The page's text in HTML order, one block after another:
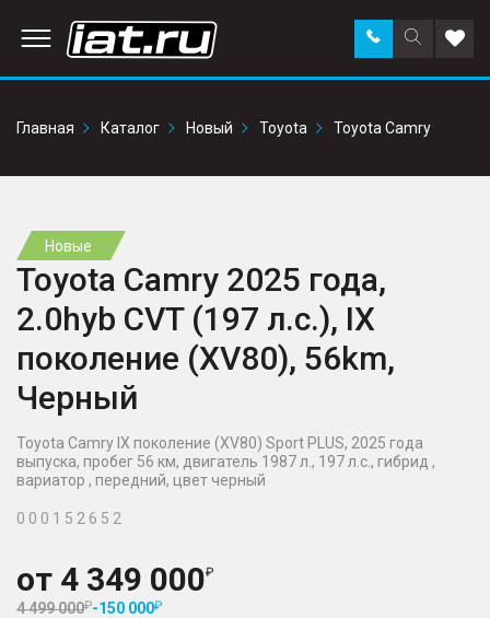
Поиск
по
Заказать
звонок в
Главная
Каталог Новый Toyota Toyota Camry
Новые
Toyota Camry 2025 года,
2.0hyb CVT (197 л.с.), IX
поколение (XV80), 56km,
Черный
Toyota Camry IX поколение (XV80) Sport PLUS, 2025 года
выпуска, пробег 56 км, двигатель 1987 л., 197 л.с., гибрид ,
вариатор , передний, цвет черный
0 0 0 1 5 2 6 5 2
от 4 349 000
4 499 000 -150 000